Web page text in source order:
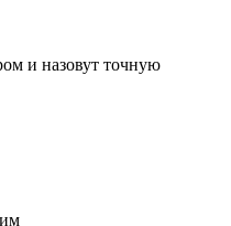
и назовут точную